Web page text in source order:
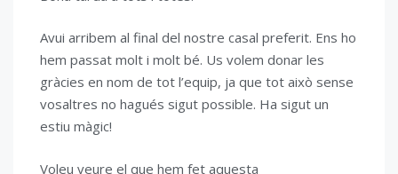
Avui arribem al final del nostre casal preferit. Ens ho
hem passat molt i molt bé. Us volem donar les
gràcies en nom de tot l’equip, ja que tot això sense
vosaltres no hagués sigut possible. Ha sigut un
estiu màgic!
Voleu veure el que hem fet aquesta